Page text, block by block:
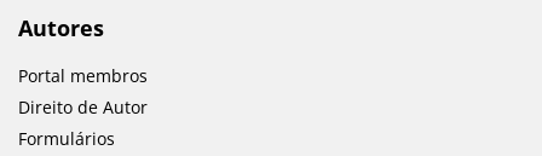
Autores
Portal membros
Direito de Autor
Formulários